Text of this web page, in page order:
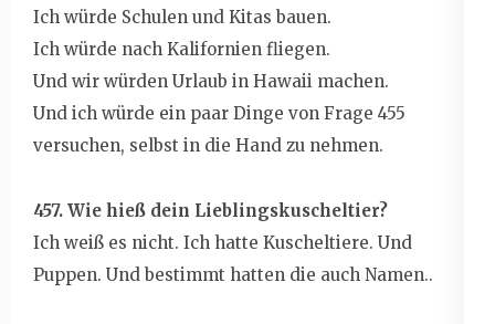
Ich würde Schulen und Kitas bauen.
Ich würde nach Kalifornien fliegen.
Und wir würden Urlaub in Hawaii machen.
Und ich würde ein paar Dinge von Frage 455
versuchen, selbst in die Hand zu nehmen.
457. Wie hieß dein Lieblingskuscheltier?
Ich weiß es nicht. Ich hatte Kuscheltiere. Und
Puppen. Und bestimmt hatten die auch Namen..